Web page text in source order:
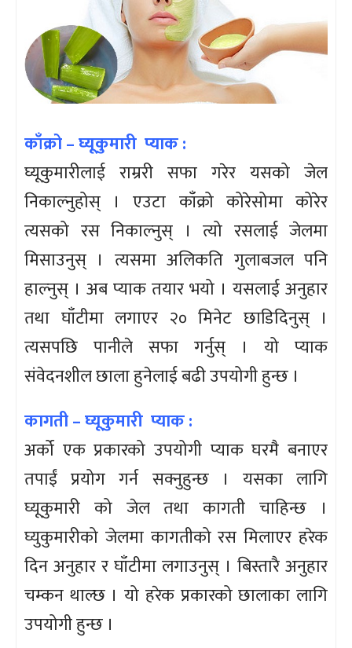
काँक्रो – घ्यूकुमारी प्याक :
घ्यूकुमारीलाई राम्ररी सफा गरेर यसको जेल
निकाल्नुहोस् । एउटा काँक्रो कोरेसोमा कोरेर
त्यसको रस निकाल्नुस् । त्यो रसलाई जेलमा
मिसाउनुस् । त्यसमा अलिकति गुलाबजल पनि
हाल्नुस् । अब प्याक तयार भयो । यसलाई अनुहार
तथा घाँटीमा लगाएर २० मिनेट छाडिदिनुस् ।
त्यसपछि पानीले सफा गर्नुस् । यो प्याक
संवेदनशील छाला हुनेलाई बढी उपयोगी हुन्छ ।
कागती – घ्यूकुमारी प्याक :
अर्को एक प्रकारको उपयोगी प्याक घरमै बनाएर
तपाईं प्रयोग गर्न सक्नुहुन्छ । यसका लागि
घ्यूकुमारी को जेल तथा कागती चाहिन्छ ।
घ्युकुमारीको जेलमा कागतीको रस मिलाएर हरेक
दिन अनुहार र घाँटीमा लगाउनुस् । बिस्तारै अनुहार
चम्कन थाल्छ । यो हरेक प्रकारको छालाका लागि
उपयोगी हुन्छ ।